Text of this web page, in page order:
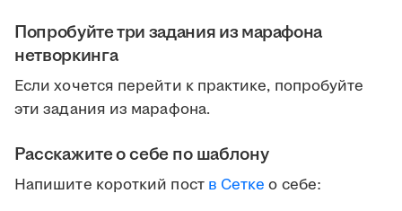
Попробуйте три задания из марафона
нетворкинга
Если хочется перейти к практике, попробуйте
эти задания из марафона.
Расскажите о себе по шаблону
Напишите короткий пост в Сетке о себе: